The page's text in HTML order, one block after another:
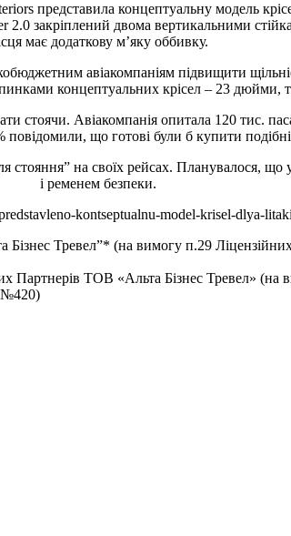
представила концептуальну модель
закріплений двома вертикальними
має додаткову м’яку оббивку.
авіакомпаніям підвищити
концептуальних крісел – 23 дюйми,
стоячи. Авіакомпанія опитала 120 тис.
що готові були б купити
стояння” на своїх рейсах. Планувалося,
і ременем безпеки.
kontseptualnu-model-krisel-dlya-
Тревел”* (на вимогу п.29
Партнерів ТОВ «Альта Бізнес Тревел»
№420)